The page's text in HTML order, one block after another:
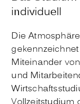
individuell
Die
Miteinander
und